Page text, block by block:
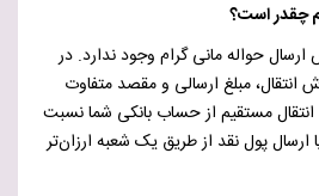
چقدر است؟
ارسال حواله مانی گرام وجود ندارد. در
مبلغ ارسالی و مقصد متفاوت
انتقال مستقیم از حساب بانکی شما نسبت
ارسال پول نقد از طریق یک شعبه ارزان‌تر